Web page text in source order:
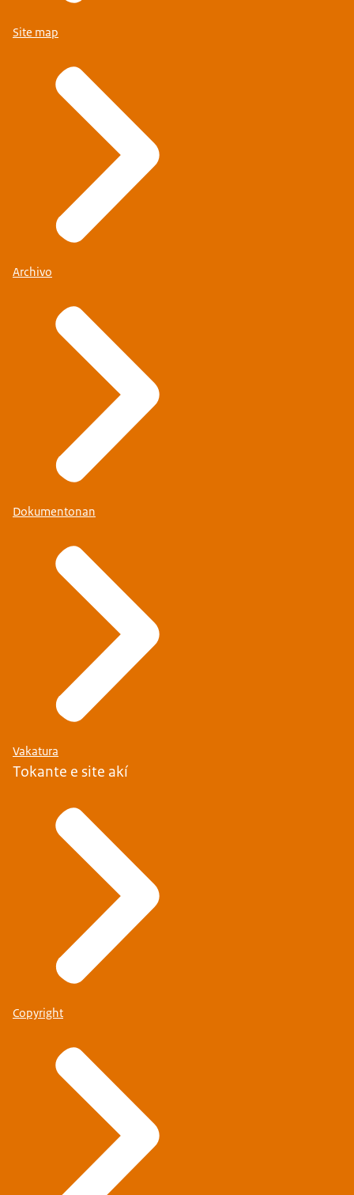
Site map
Archivo
Dokumentonan
Vakatura
Tokante e site akí
Copyright